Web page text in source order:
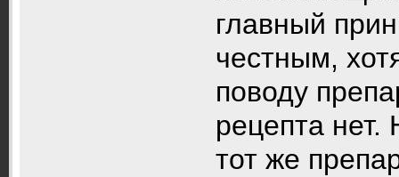
главный
честным,
поводу
рецепта
тот же